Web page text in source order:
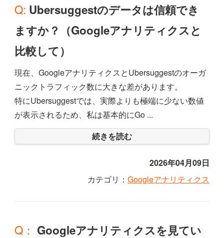
Q: Ubersuggestのデータは信頼でき
ますか？（Googleアナリティクスと
比較して）
現在、GoogleアナリティクスとUbersuggestのオーガ
ニックトラフィック数に大きな差があります。
特にUbersuggestでは、実際よりも極端に少ない数値
が表示されるため、私は基本的にGo ...
続きを読む
2026年04月09日
カテゴリ： Googleアナリティクス
Q： Googleアナリティクスを見てい